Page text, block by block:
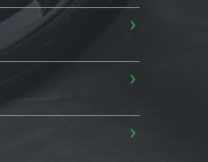
›
›
›